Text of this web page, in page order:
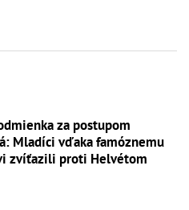
za postupom
Mladíci vďaka famóznemu
zvíťazili proti Helvétom